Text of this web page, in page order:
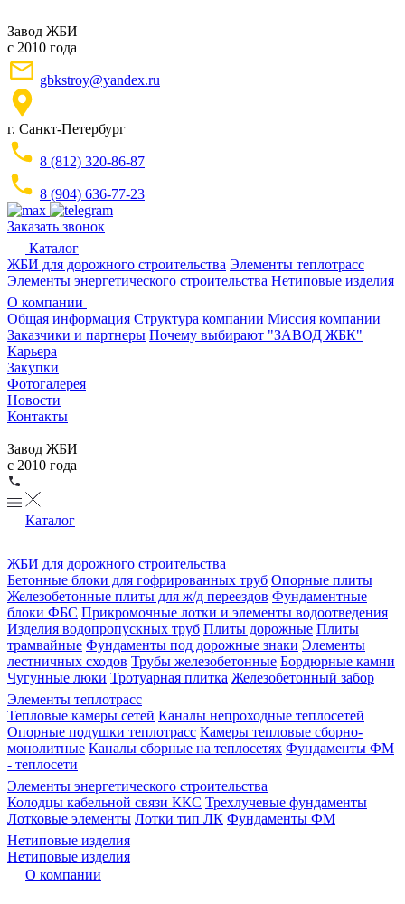
Завод ЖБИ
с 2010 года
gbkstroy@yandex.ru
г. Санкт-Петербург
8 (812) 320-86-87
8 (904) 636-77-23
Заказать звонок
Каталог
ЖБИ для дорожного строительства Элементы теплотрасс
Элементы энергетического строительства Нетиповые изделия
О компании
Общая информация Структура компании Миссия компании
Заказчики и партнеры Почему выбирают "ЗАВОД ЖБК"
Карьера
Закупки
Фотогалерея
Новости
Контакты
Завод ЖБИ
с 2010 года
Каталог
ЖБИ для дорожного строительства
Бетонные блоки для гофрированных труб Опорные плиты
Железобетонные плиты для ж/д переездов Фундаментные
блоки ФБС Прикромочные лотки и элементы водоотведения
Изделия водопропускных труб Плиты дорожные Плиты
трамвайные Фундаменты под дорожные знаки Элементы
лестничных сходов Трубы железобетонные Бордюрные камни
Чугунные люки Тротуарная плитка Железобетонный забор
Элементы теплотрасс
Тепловые камеры сетей Каналы непроходные теплосетей
Опорные подушки теплотрасс Камеры тепловые сборно-
монолитные Каналы сборные на теплосетях Фундаменты ФМ
- теплосети
Элементы энергетического строительства
Колодцы кабельной связи ККС Трехлучевые фундаменты
Лотковые элементы Лотки тип ЛК Фундаменты ФМ
Нетиповые изделия
Нетиповые изделия
О компании